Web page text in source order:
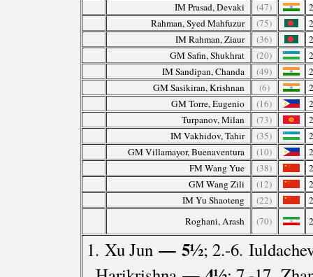
IM Prasad, Devaki
(47)
Rahman, Syed Mahfuzur
(75)
IM Rahman, Ziaur
(36)
GM Safin, Shukhrat
(20)
IM Sandipan, Chanda
(49)
GM Sasikiran, Krishnan
(6)
GM Torre, Eugenio
(16)
Turpanov, Milan
(73)
IM Vakhidov, Tahir
(35)
GM Villamayor, Buenaventura
(10)
FM Wang Yue
(38)
GM Wang Zili
(12)
IM Yu Shaoteng
(22)
Roghani, Arash
(70)
1. Xu Jun — 5½; 2.-6.